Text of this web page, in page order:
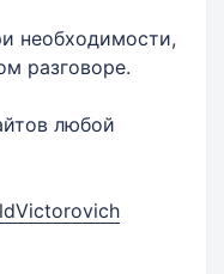
необходимости,
разговоре.
любой